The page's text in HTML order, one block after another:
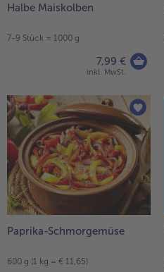
Halbe Maiskolben
7-9 Stück = 1000 g
7,99 €
inkl. MwSt.
Paprika-Schmorgemüse
600 g (1 kg = € 11,65)